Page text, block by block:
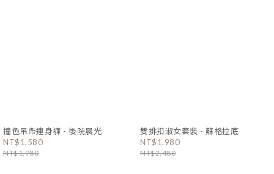
撞色吊帶連身褲 - 後院晨光
NT$1,580
NT$1,980
雙排扣淑女套裝 - 蘇格拉底
NT$1,980
NT$2,480